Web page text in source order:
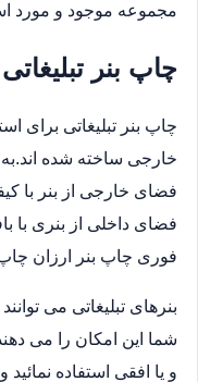
‏مجموعه موجود و مورد
چاپ بنر
چاپ بنر تبلیغاتی برای
خارجی ساخته شده اند.به
فضای خارجی از بنر با
فضای داخلی از بنری با
فوری چاپ بنر ارزان چاپ
بنرهای تبلیغاتی می
شما این امکان را می
و یا افقی استفاده نمائید